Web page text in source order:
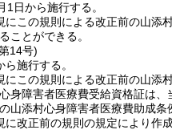
1日から施行する。
にこの規則による改正前の山添
ことができる。
14号)
施行する。
にこの規則による改正前の山添
身障害者医療費受給資格証は
山添村心身障害者医療費助成
に改正前の規則の規定により